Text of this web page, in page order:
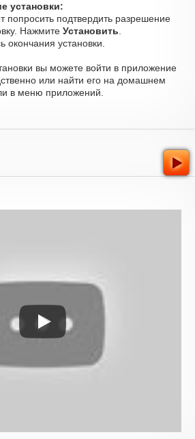
установки:
попросить подтвердить разрешение
Нажмите Установить
окончания установки.
вы можете войти в приложение
или найти его на домашнем
в меню приложений.